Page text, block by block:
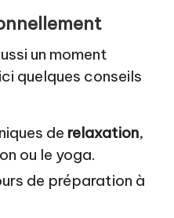
un moment
quelques conseils
de relaxation,
ou le yoga.
de préparation à